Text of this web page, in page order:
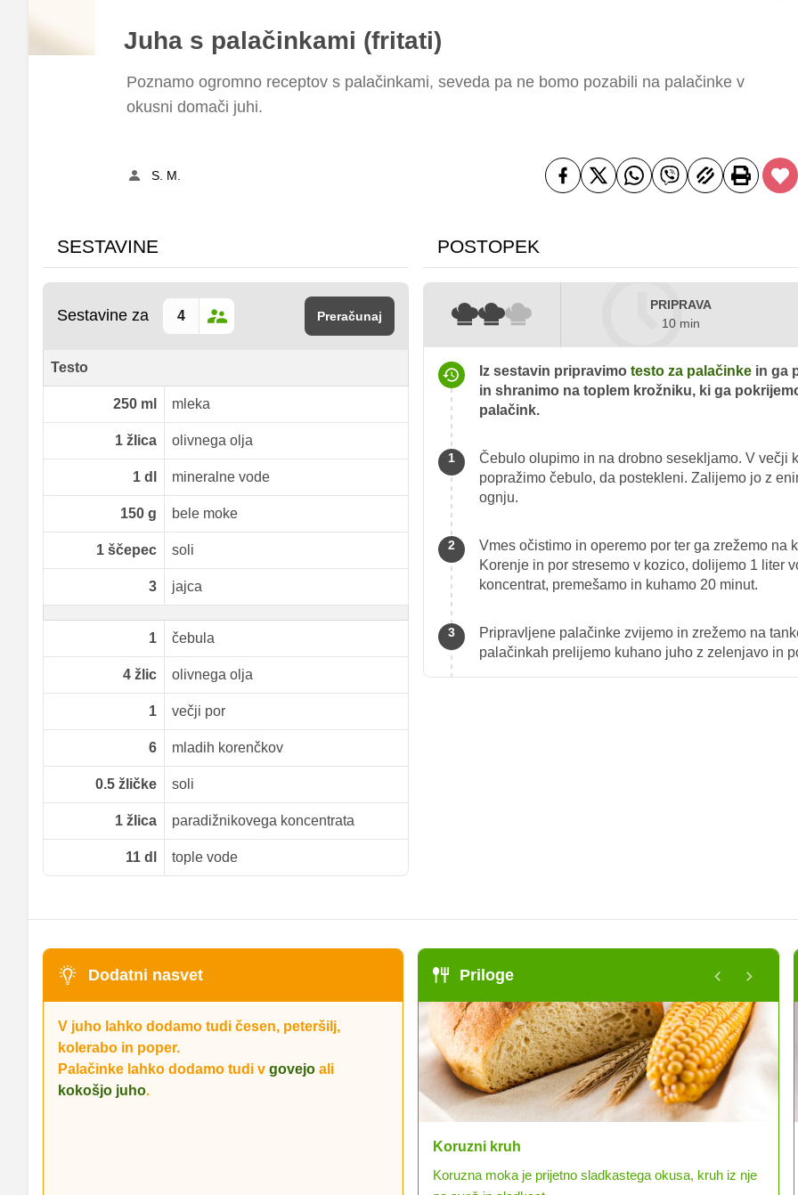
Juha s palačinkami (fritati)
Poznamo ogromno receptov s palačinkami, seveda pa ne bomo pozabili na palačinke v
okusni domači juhi.
S. M.
SESTAVINE
Sestavine za Preračunaj
Testo
250 ml mleka
1 žlica olivnega olja
1 dl mineralne vode
150 g bele moke
1 ščepec soli
3 jajca
1 čebula
4 žlic olivnega olja
1 večji por
6 mladih korenčkov
0.5 žličke soli
1 žlica paradižnikovega koncentrata
11 dl tople vode
POSTOPEK
PRIPRAVA
10 min
Iz sestavin pripravimotesto za palačinkein ga
in shranimo na toplem krožniku, ki ga
palačink.
Čebulo olupimo in na drobno sesekljamo. V večji
popražimo čebulo, da postekleni. Zalijemo jo z
ognju.
Vmes očistimo in operemo por ter ga zrežemo na
Korenje in por stresemo v kozico, dolijemo 1 liter
koncentrat, premešamo in kuhamo 20 minut.
Pripravljene palačinke zvijemo in zrežemo na
palačinkah prelijemo kuhano juho z zelenjavo in
Dodatni nasvet
V juho lahko dodamo tudi česen, peteršilj,
kolerabo in poper.
Palačinke lahko dodamo tudi v govejo ali
kokošjo juho.
Priloge
Ajdov kruh
Kruh iz ajdove moke ima bogat, aromatičen in poseben
Korenčkov sok
Okusen in vsem dobro poznan korenčkov sok.